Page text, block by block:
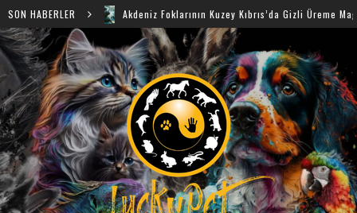
SON HABERLERAkdeniz Foklarının Kuzey Kıbrıs’da Gizli Üreme Mağaraları Keşfedildi